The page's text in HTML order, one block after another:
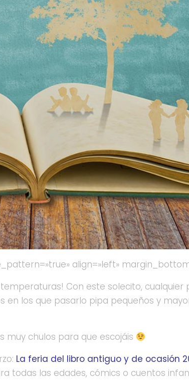
align=»left»
Con este solecito,
los que pasarlo pipa pequeños y
muy chulos para que escojáis
La feria del libro antiguo y de ocasión
todas las edades, cómics o cuentos